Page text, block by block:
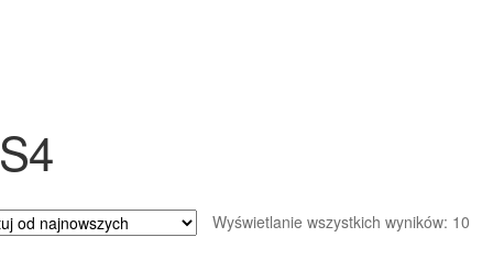
Wyświetlanie wszystkich wyników: 10